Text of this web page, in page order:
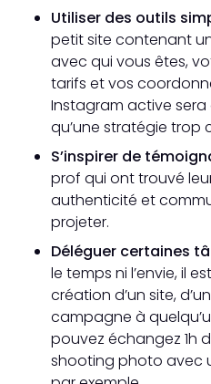
Utiliser des outils
petit site contenant
avec qui vous êtes,
tarifs et vos
Instagram active
qu’une stratégie trop
S’inspirer de
prof qui ont trouvé
authenticité et
projeter.
Déléguer certaines
le temps ni l’envie, il
création d’un site,
campagne à
pouvez échangez 1h
shooting photo avec